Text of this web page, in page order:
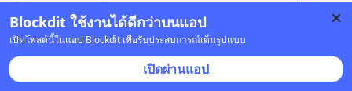
Blockdit ใช้งานได้ดีกว่าบนแอป
เปิดโพสต์นี้ในแอป Blockdit เพื่อรับประสบการณ์เต็มรูปแบบ
เปิดผ่านแอป
📍 : Soi Talat Ban Mai, หน้าเมือง Chachoengsao 24000